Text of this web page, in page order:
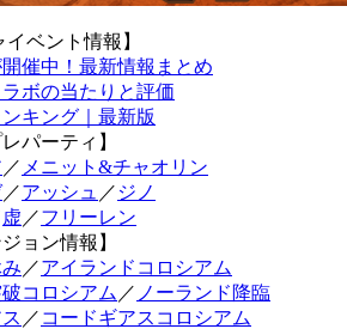
イベント情報】
催中！最新情報まとめ
ボの当たりと評価
キング｜最新版
パーティ】
／ メニット&チャオリン
／アッシュ ／ ジノ
虚 ／フリーレン
ョン情報】
／アイランドコロシアム
コロシアム ／ ノーランド降臨
／ コードギアスコロシアム